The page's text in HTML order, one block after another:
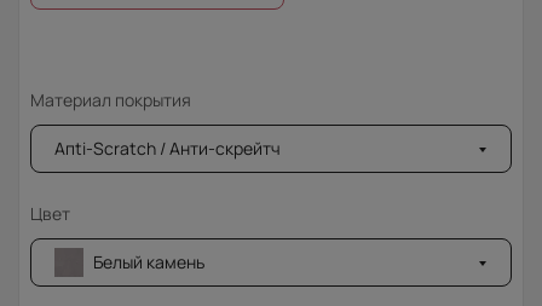
Материал покрытия
Апti-Sсrаtсh / Анти-скрейтч
Цвет
Белый камень